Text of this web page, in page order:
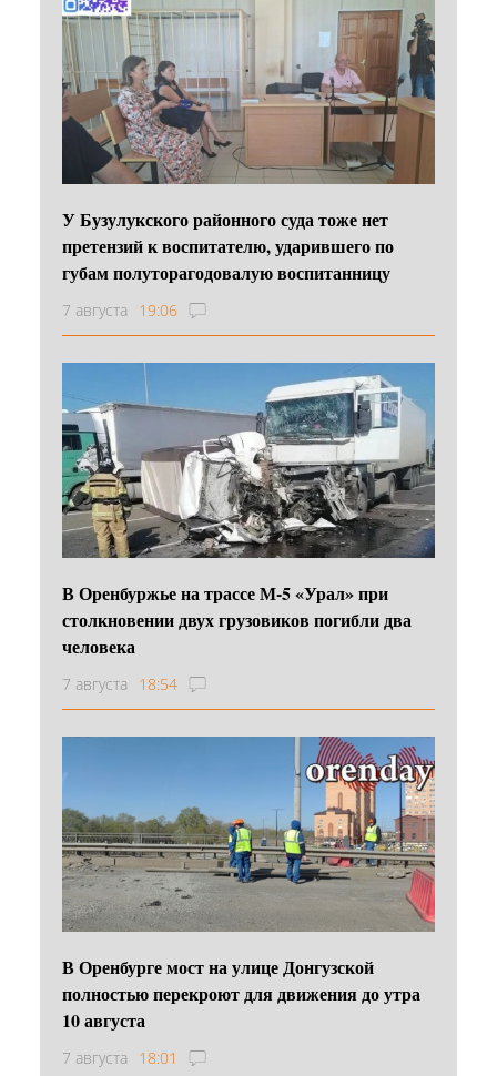
У Бузулукского районного суда тоже нет
претензий к воспитателю, ударившего по
губам полуторагодовалую воспитанницу
7 августа 19:06
В Оренбуржье на трассе М-5 «Урал» при
столкновении двух грузовиков погибли два
человека
7 августа 18:54
В Оренбурге мост на улице Донгузской
полностью перекроют для движения до утра
10 августа
7 августа 18:01